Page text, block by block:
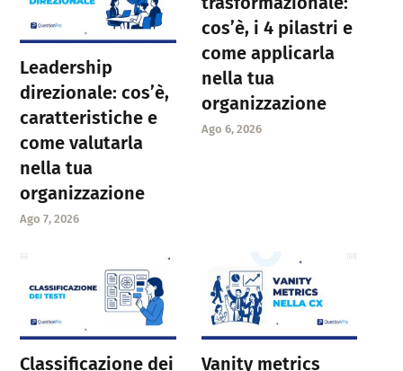
Leadership
direzionale: cos’è,
caratteristiche e
come valutarla
nella tua
organizzazione
Ago 7, 2026
cos’è, i 4 pilastri e
come applicarla
nella tua
organizzazione
Ago 6, 2026
Classificazione dei
Vanity metrics